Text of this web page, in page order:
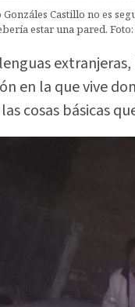
Castillo no es
estar una pared.
en la que vive
cosas básicas